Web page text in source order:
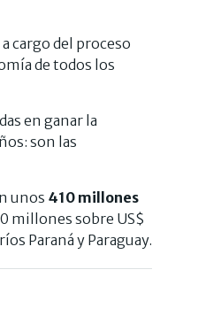
cargo del proceso
de todos los
en ganar la
son las
unos 410 millones
millones sobre US$
Paraná y Paraguay.